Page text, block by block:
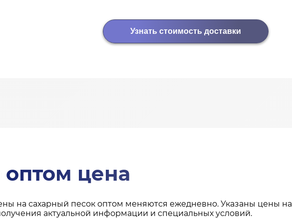
Узнать стоимость доставки
оптом цена
на сахарный песок оптом меняются ежедневно. Указаны цены на
актуальной информации и специальных условий.